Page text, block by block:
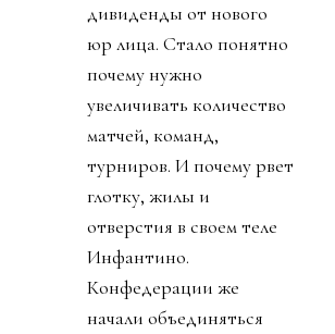
дивиденды от нового
юр лица. Стало понятно
почему нужно
увеличивать количество
матчей, команд,
турниров. И почему рвет
глотку, жилы и
отверстия в своем теле
Инфантино.
Конфедерации же
начали объединяться